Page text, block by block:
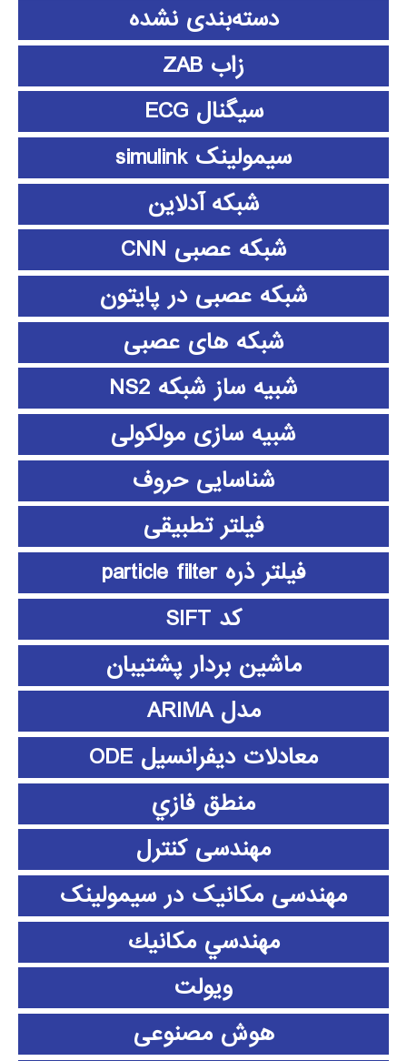
دسته‌بندی نشده
زاب ZAB
سیگنال ECG
سیمولینک simulink
شبکه آدلاین
شبکه عصبی CNN
شبکه عصبی در پایتون
شبکه های عصبی
شبیه ساز شبکه NS2
شبیه سازی مولکولی
شناسایی حروف
فیلتر تطبیقی
فیلتر ذره particle filter
کد SIFT
ماشین بردار پشتیبان
مدل ARIMA
معادلات دیفرانسیل ODE
منطق فازي
مهندسی کنترل
مهندسی مکانیک در سیمولینک
مهندسي مكانيك
ویولت
هوش مصنوعی